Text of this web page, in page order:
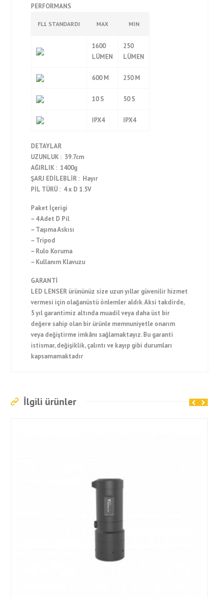
PERFORMANS
FL1 STANDARDI MAX MIN
1600
LÜMEN
250
LÜMEN
600 M 250 M
10 S 50 S
IPX4 IPX4
DETAYLAR
UZUNLUK : 39.7cm
AĞIRLIK : 1400g
ŞARJ EDİLEBLİR : Hayır
PİL TÜRÜ : 4 x D 1.5V
Paket İçerigi
– 4 Adet D Pil
– Taşıma Askısı
– Tripod
– Rulo Koruma
– Kullanım Klavuzu
GARANTİ
LED LENSER ürününüz size uzun yıllar güvenilir hizmet
vermesi için olağanüstü önlemler aldık. Aksi takdirde,
5 yıl garantimiz altında muadil veya daha üst bir
değere sahip olan bir ürünle memnuniyetle onarım
veya değiştirme imkânı sağlamaktayız. Bu garanti
istismar, değişiklik, çalıntı ve kayıp gibi durumları
kapsamamaktadır
İlgili ürünler